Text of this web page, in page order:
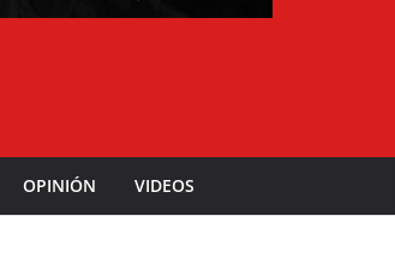
OPINIÓN VIDEOS